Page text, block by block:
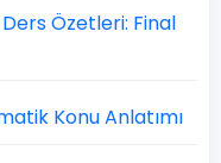
Ders Özetleri: Final
Konu Anlatımı